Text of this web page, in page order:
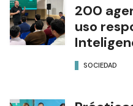
200
uso
SOCIEDAD